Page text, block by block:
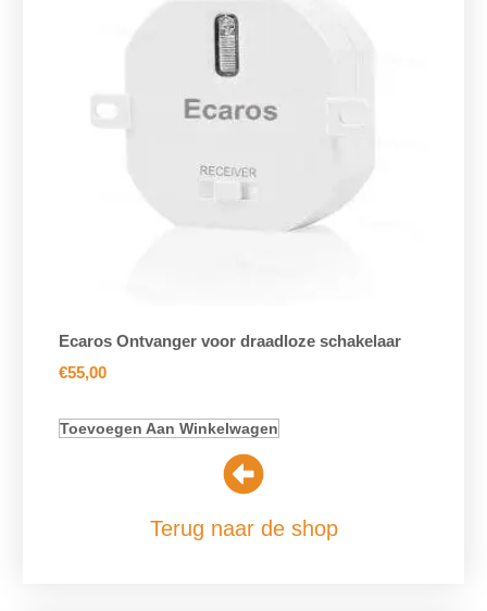
Ecaros Ontvanger voor draadloze schakelaar
€55,00
Toevoegen Aan Winkelwagen
Terug naar de shop